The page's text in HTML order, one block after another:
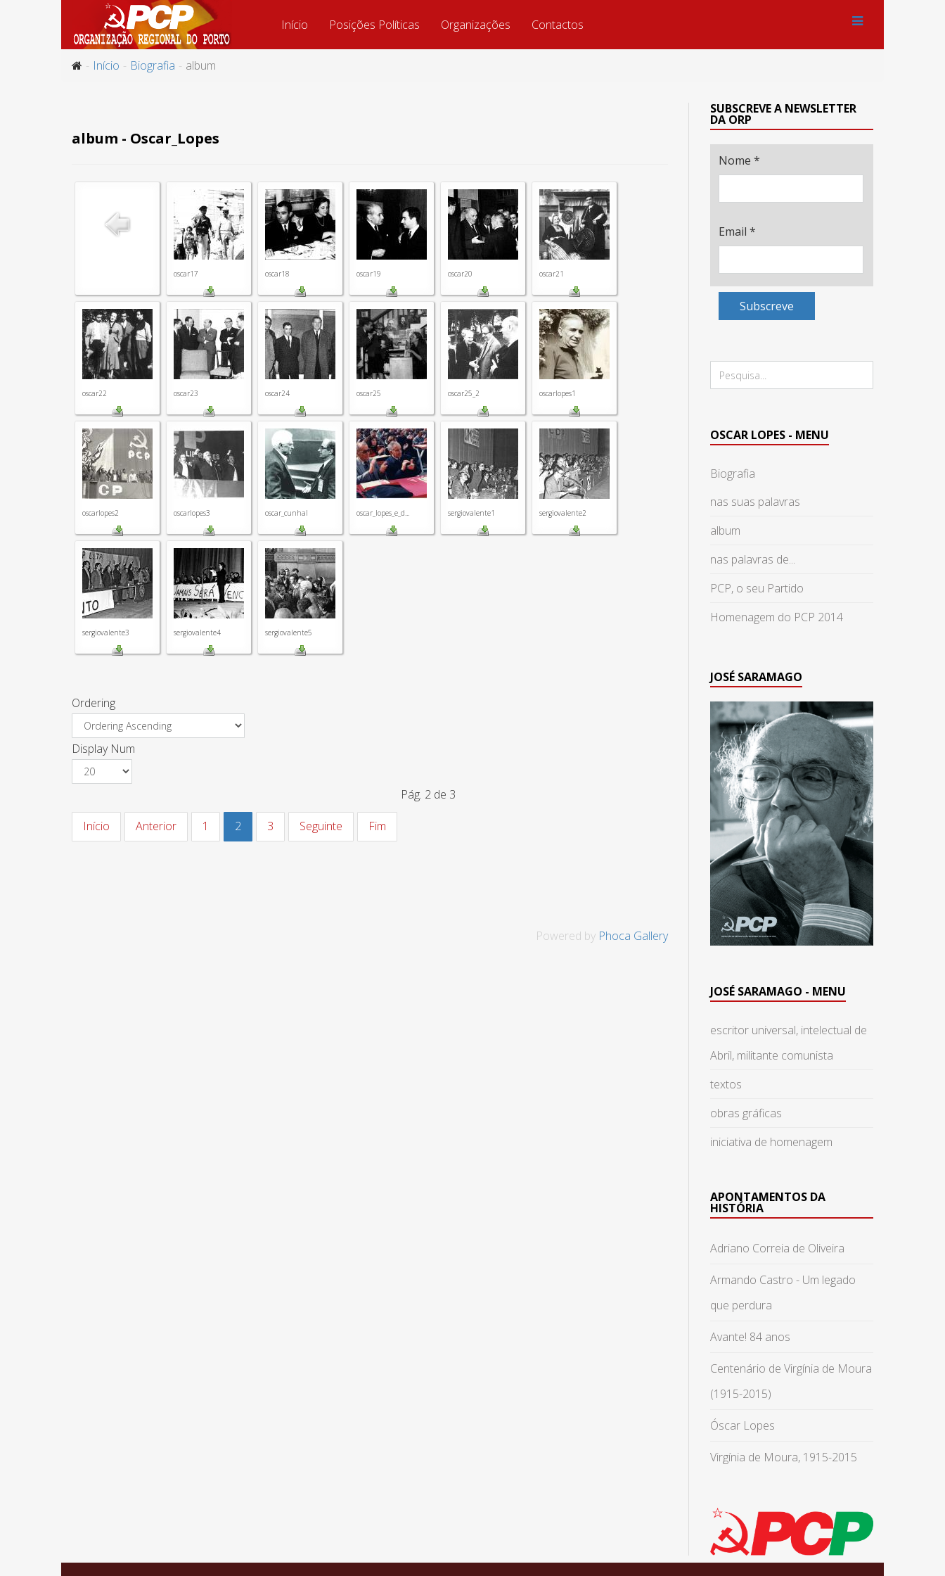
Início Posições Políticas Organizações Contactos
Início Biografia album
album - Oscar_Lopes
oscar17 oscar18 oscar19 oscar20 oscar21
oscar22 oscar23 oscar24 oscar25 oscar25_2 oscarlopes1
oscarlopes2 oscarlopes3 oscar_cunhal oscar_lopes_e_d... sergiovalente1 sergiovalente2
sergiovalente3 sergiovalente4 sergiovalente5
Ordering
Display Num
Pág. 2 de 3
Início Anterior 1 2 3 Seguinte Fim
Powered by Phoca Gallery
SUBSCREVE A NEWSLETTER
DA ORP
Nome *
Email *
Subscreve
OSCAR LOPES - MENU
Biografia
nas suas palavras
album
nas palavras de...
PCP, o seu Partido
Homenagem do PCP 2014
JOSÉ SARAMAGO
JOSÉ SARAMAGO - MENU
escritor universal, intelectual de
Abril, militante comunista
textos
obras gráficas
iniciativa de homenagem
APONTAMENTOS DA
HISTÓRIA
Adriano Correia de Oliveira
Armando Castro - Um legado
que perdura
Avante! 84 anos
Centenário de Virgínia de Moura
(1915-2015)
Óscar Lopes
Virgínia de Moura, 1915-2015